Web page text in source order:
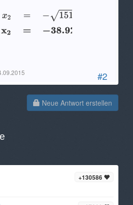
#2
Neue Antwort erstellen
+130586